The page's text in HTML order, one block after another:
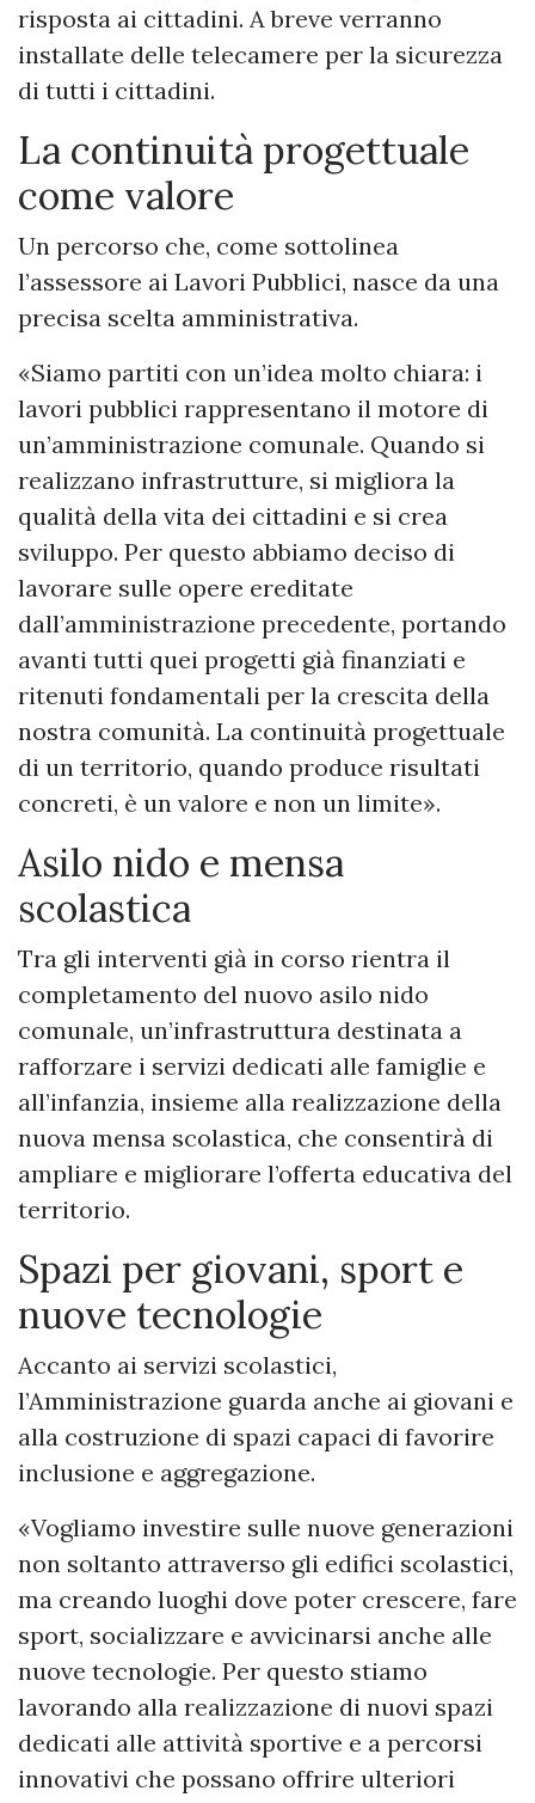
risposta ai cittadini. A breve verranno
installate delle telecamere per la sicurezza
di tutti i cittadini.
La continuità progettuale
come valore
Un percorso che, come sottolinea
l’assessore ai Lavori Pubblici, nasce da una
precisa scelta amministrativa.
«Siamo partiti con un’idea molto chiara: i
lavori pubblici rappresentano il motore di
un’amministrazione comunale. Quando si
realizzano infrastrutture, si migliora la
qualità della vita dei cittadini e si crea
sviluppo. Per questo abbiamo deciso di
lavorare sulle opere ereditate
dall’amministrazione precedente, portando
avanti tutti quei progetti già finanziati e
ritenuti fondamentali per la crescita della
nostra comunità. La continuità progettuale
di un territorio, quando produce risultati
concreti, è un valore e non un limite».
Asilo nido e mensa
scolastica
Tra gli interventi già in corso rientra il
completamento del nuovo asilo nido
comunale, un’infrastruttura destinata a
rafforzare i servizi dedicati alle famiglie e
all’infanzia, insieme alla realizzazione della
nuova mensa scolastica, che consentirà di
ampliare e migliorare l’offerta educativa del
territorio.
Spazi per giovani, sport e
nuove tecnologie
Accanto ai servizi scolastici,
l’Amministrazione guarda anche ai giovani e
alla costruzione di spazi capaci di favorire
inclusione e aggregazione.
«Vogliamo investire sulle nuove generazioni
non soltanto attraverso gli edifici scolastici,
ma creando luoghi dove poter crescere, fare
sport, socializzare e avvicinarsi anche alle
nuove tecnologie. Per questo stiamo
lavorando alla realizzazione di nuovi spazi
dedicati alle attività sportive e a percorsi
innovativi che possano offrire ulteriori